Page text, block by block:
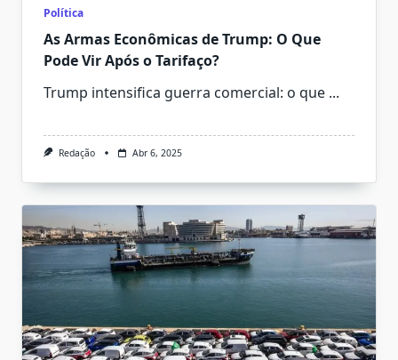
Política
As Armas Econômicas de Trump: O Que
Pode Vir Após o Tarifaço?
Trump intensifica guerra comercial: o que ...
Redação Abr 6, 2025